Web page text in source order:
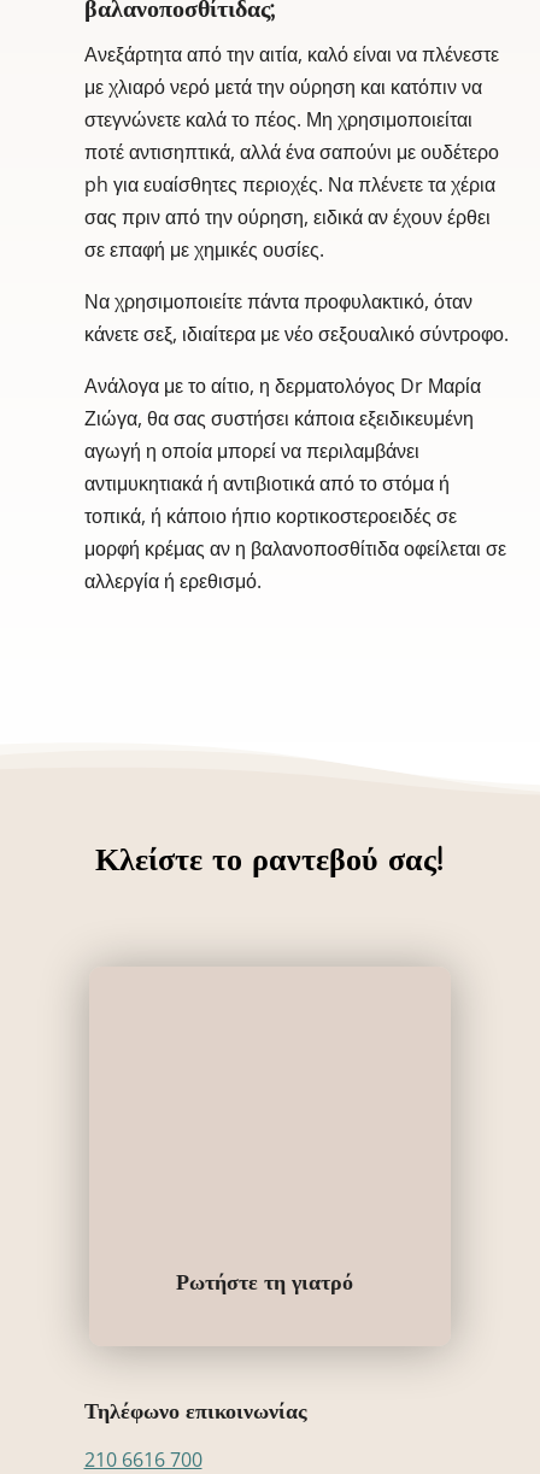
βαλανοποσθίτιδας;
Ανεξάρτητα από την αιτία, καλό είναι να πλένεστε
με χλιαρό νερό μετά την ούρηση και κατόπιν να
στεγνώνετε καλά το πέος. Μη χρησιμοποιείται
ποτέ αντισηπτικά, αλλά ένα σαπούνι με ουδέτερο
ph για ευαίσθητες περιοχές. Να πλένετε τα χέρια
σας πριν από την ούρηση, ειδικά αν έχουν έρθει
σε επαφή με χημικές ουσίες.
Να χρησιμοποιείτε πάντα προφυλακτικό, όταν
κάνετε σεξ, ιδιαίτερα με νέο σεξουαλικό σύντροφο.
Ανάλογα με το αίτιο, η δερματολόγος Dr Μαρία
Ζιώγα, θα σας συστήσει κάποια εξειδικευμένη
αγωγή η οποία μπορεί να περιλαμβάνει
αντιμυκητιακά ή αντιβιοτικά από το στόμα ή
τοπικά, ή κάποιο ήπιο κορτικοστεροειδές σε
μορφή κρέμας αν η βαλανοποσθίτιδα οφείλεται σε
αλλεργία ή ερεθισμό.
Κλείστε το ραντεβού σας!
Ρωτήστε τη γιατρό
Τηλέφωνο επικοινωνίας
210 6616 700